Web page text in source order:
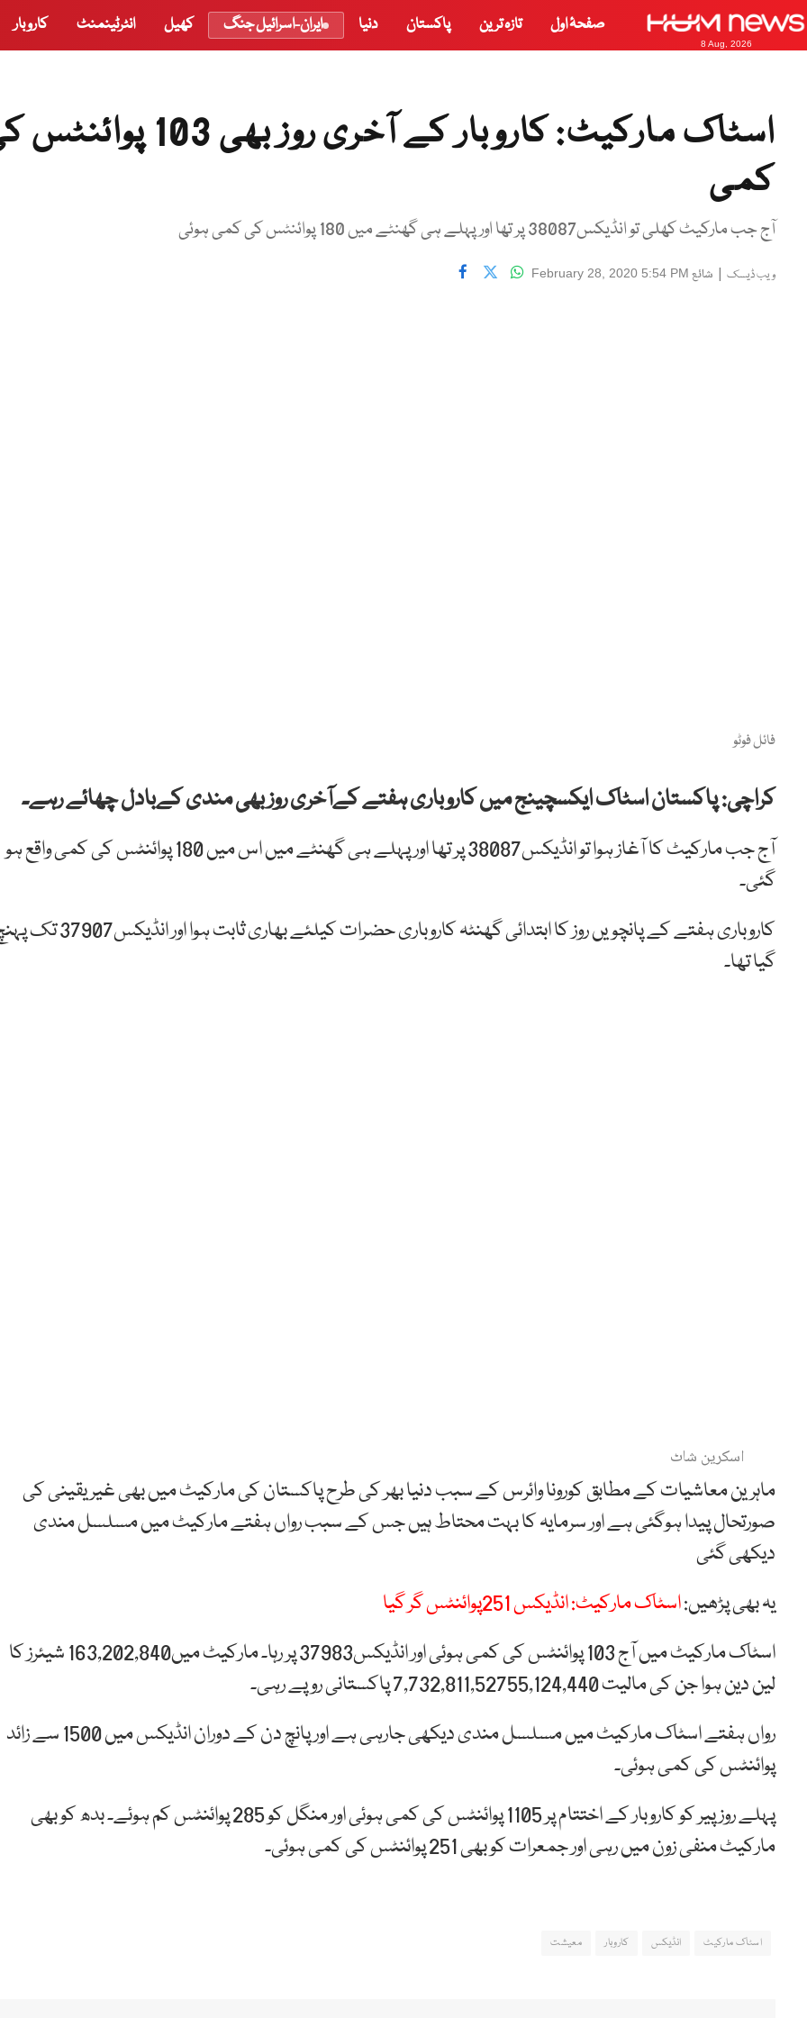
8 Aug, 2026
صفحۂ اول تازہ ترین پاکستان دنیا ایران-اسرائیل جنگ کھیل انٹرٹینمنٹ کاروبار
اسٹاک مارکیٹ: کاروبار کے آخری روز بھی 103
کمی
آج جب مارکیٹ کھلی تو انڈیکس38087 پر تھا اور پہلے ہی گھنٹے میں 180 پوائنٹس کی کمی ہوئی
ویب ڈیسک | شائع February 28, 2020 5:54 PM
فائل فوٹو
کراچی:پاکستان اسٹاک ایکسچینج میں کاروباری ہفتے کےآخری روز بھی مندی کےبادل چھائے رہے۔
آج جب مارکیٹ کا آغاز ہوا تو انڈیکس38087 پر تھا اور پہلے ہی گھنٹے میں اس میں 180 پوائنٹس کی کمی واقع ہو
گئی۔
کاروباری ہفتے کے پانچویں روز کا ابتدائی گھنٹہ کاروباری حضرات کیلئے بھاری ثابت ہوا اور
گیا تھا۔
اسکرین شاٹ
ماہرین معاشیات کے مطابق کورونا وائرس کے سبب دنیا بھر کی طرح پاکستان کی مارکیٹ میں بھی غیر یقینی کی
صورتحال پیدا ہوگئی ہے اور سرمایہ کا بہت محتاط ہیں جس کے سبب رواں ہفتے مارکیٹ میں مسلسل مندی
دیکھی گئی
یہ بھی پڑھیں:اسٹاک مارکیٹ: انڈیکس 251پوائنٹس گر گیا
اسٹاک مارکیٹ میں آج 103 پوائنٹس کی کمی ہوئی اور انڈیکس37983 پر رہا۔ مارکیٹ میں163,202,840 شیئرز کا
لین دین ہوا جن کی مالیت 7,732,811,52755,124,440 پاکستانی روپے رہی۔
رواں ہفتے اسٹاک مارکیٹ میں مسلسل مندی دیکھی جارہی ہے اور پانچ دن کے دوران انڈیکس میں 1500 سے زائد
پوائنٹس کی کمی ہوئی۔
پہلے روز پیر کو کاروبار کے اختتام پر 1105 پوائنٹس کی کمی ہوئی اور منگل کو 285 پوائنٹس کم ہوئے۔ بدھ کو بھی
مارکیٹ منفی زون میں رہی اور جمعرات کو بھی 251 پوائنٹس کی کمی ہوئی۔
اسٹاک مارکیٹ انڈیکس کاروبار معیشت